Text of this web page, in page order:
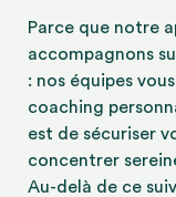
Parce que notre
accompagnons
: nos équipes
coaching
est de sécuriser
concentrer
Au-delà de ce